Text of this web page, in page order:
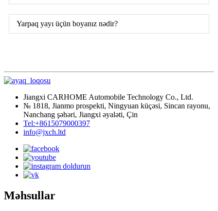
Yarpaq yayı üçün boyanız nədir?
Jiangxi CARHOME Automobile Technology Co., Ltd.
№ 1818, Jianmo prospekti, Ningyuan küçəsi, Sincan rayonu,
Nanchang şəhəri, Jiangxi əyaləti, Çin
Tel:+8615079000397
info@jxch.ltd
Məhsullar